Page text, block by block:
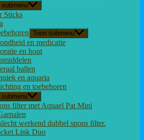
submenu
Sticks
Toon submenu
en medicatie
en hout
ballen
en aquaria
en toebehoren
submenu
filter met Aquael Pat Mini
werkend dubbel spons filter.
Link Duo